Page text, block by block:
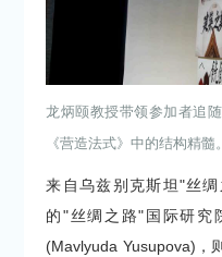
龙炳颐教授带领参加者追
《营造法式》中的结构精髓。
来自乌兹别克斯坦"丝
的"丝绸之路"国际研究
(Mavlyuda Yusupova)，